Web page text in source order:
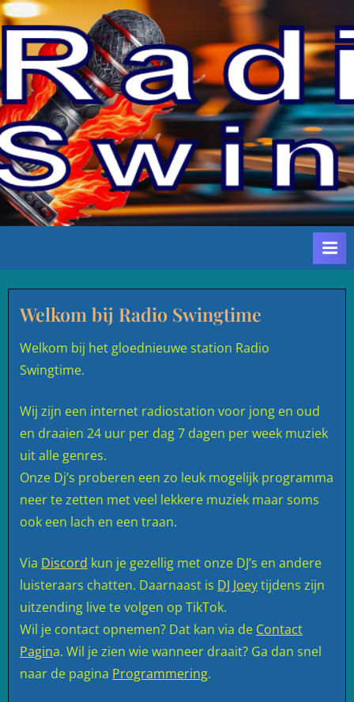
Ga
naar
inhoud
Welkom bij Radio Swingtime
Welkom bij het gloednieuwe station Radio
Swingtime.
Wij zijn een internet radiostation voor jong en oud
en draaien 24 uur per dag 7 dagen per week muziek
uit alle genres.
Onze Dj’s proberen een zo leuk mogelijk programma
neer te zetten met veel lekkere muziek maar soms
ook een lach en een traan.
Via Discord kun je gezellig met onze DJ’s en andere
luisteraars chatten. Daarnaast is DJ Joeytijdens zijn
uitzending live te volgen op TikTok.
Wil je contact opnemen? Dat kan via de Contact
Pagina. Wil je zien wie wanneer draait? Ga dan snel
naar de pagina Programmering.